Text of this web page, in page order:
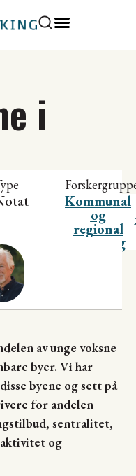
i
Kommunal
og
regional
utvikling
av unge voksne
byer. Vi har
byene og sett på
for andelen
sentralitet,
og